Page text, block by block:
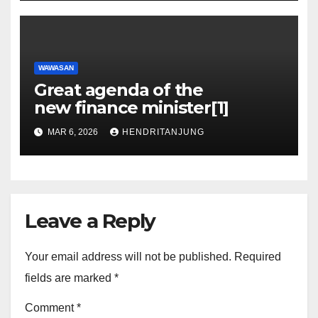
WAWASAN
Great agenda of the
new finance minister[1]
MAR 6, 2026 HENDRITANJUNG
Leave a Reply
Your email address will not be published. Required
fields are marked *
Comment*